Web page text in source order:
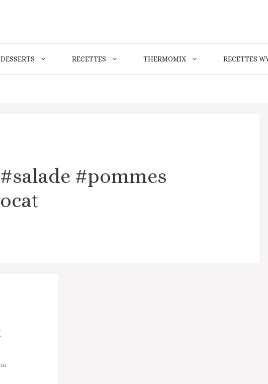
DESSERTS RECETTES THERMOMIX RECETTES
#pommes